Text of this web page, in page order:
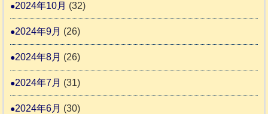
2024年10月 (32)
2024年9月 (26)
2024年8月 (26)
2024年7月 (31)
2024年6月 (30)